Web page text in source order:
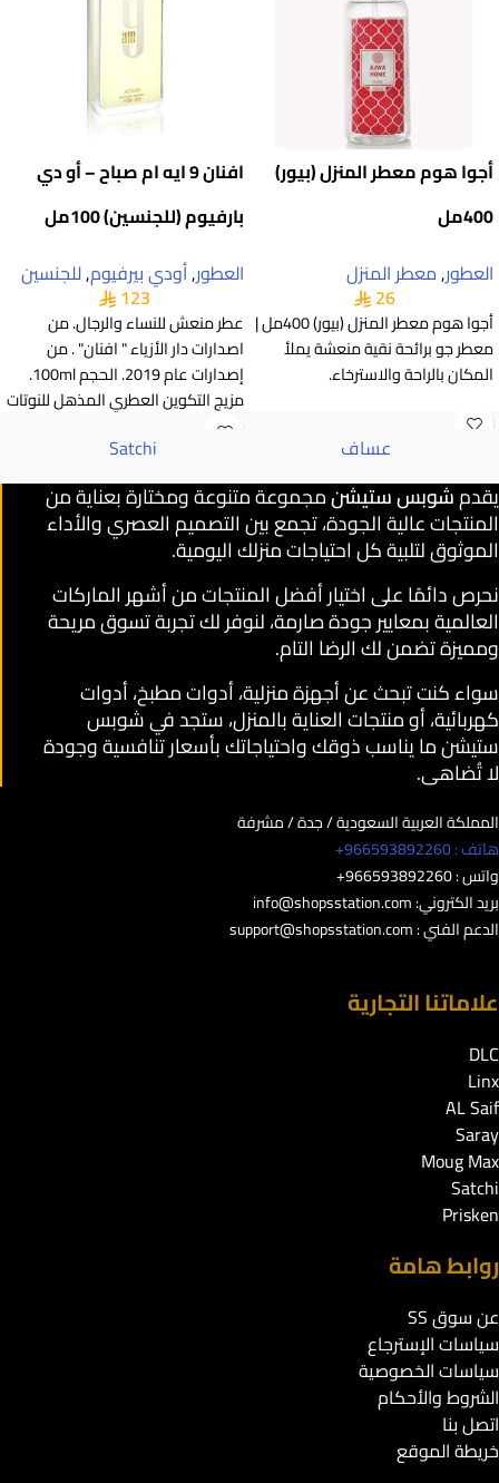
أجوا هوم معطر المنزل (بيور)
400مل
العطور,معطر المنزل
26
أجوا هوم معطر المنزل (بيور) 400مل |
معطر جو برائحة نقية منعشة يملأ
المكان بالراحة والاسترخاء.
افنان 9 ايه ام صباح – أو دي
بارفيوم (للجنسين) 100مل
العطور,أودي بيرفيوم,للجنسين
123
عطر منعش للنساء والرجال. من
اصدارات دار الأزياء " افنان" . من
إصدارات عام 2019. الحجم 100ml.
مزيج التكوين العطري المذهل للنوتات
العليا من الكباد
عساف Satchi
يقدمشوبس ستيشنمجموعة متنوعة ومختارة بعناية من
المنتجات عالية الجودة، تجمع بين التصميم العصري والأداء
الموثوق لتلبية كل احتياجات منزلك اليومية.
نحرص دائمًا على اختيار أفضل المنتجات من أشهر الماركات
العالمية بمعايير جودة صارمة، لنوفر لك تجربة تسوق مريحة
ومميزة تضمن لك الرضا التام.
سواء كنت تبحث عن أجهزة منزلية، أدوات مطبخ، أدوات
كهربائية، أو منتجات العناية بالمنزل، ستجد في شوبس
ستيشن ما يناسب ذوقك واحتياجاتك بأسعار تنافسية وجودة
لا تُضاهى.
المملكة العربية السعودية / جدة / مشرفة
هاتف : 966593892260+
واتس : 966593892260+
بريد الكتروني:info@shopsstation.com
الدعم الفني :support@shopsstation.com
علاماتنا التجارية
DLC
Linx
AL Saif
Saray
Moug Max
Satchi
Prisken
روابط هامة
عن سوق SS
سياسات الإسترجاع
سياسات الخصوصية
الشروط والأحكام
اتصل بنا
خريطة الموقع